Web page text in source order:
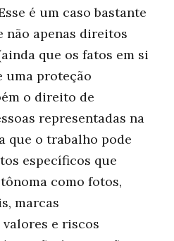
é um caso bastante
não apenas direitos
que os fatos em si
uma proteção
o direito de
representadas na
que o trabalho pode
específicos que
como fotos,
marcas
e riscos